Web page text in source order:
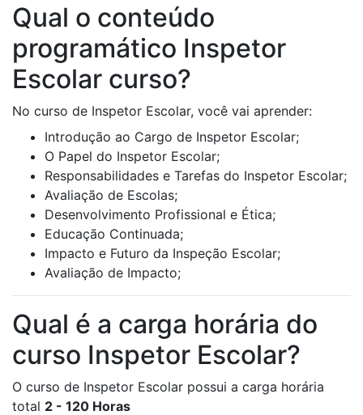
Qual o conteúdo
programático Inspetor
Escolar curso?
No curso de Inspetor Escolar, você vai aprender:
Introdução ao Cargo de Inspetor Escolar;
O Papel do Inspetor Escolar;
Responsabilidades e Tarefas do Inspetor Escolar;
Avaliação de Escolas;
Desenvolvimento Profissional e Ética;
Educação Continuada;
Impacto e Futuro da Inspeção Escolar;
Avaliação de Impacto;
Qual é a carga horária do
curso Inspetor Escolar?
O curso de Inspetor Escolar possui a carga horária
total 2 - 120 Horas